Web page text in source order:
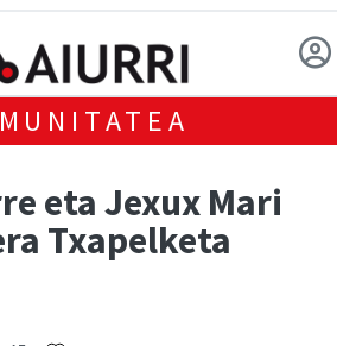
eta Jexux Mari
Txapelketa